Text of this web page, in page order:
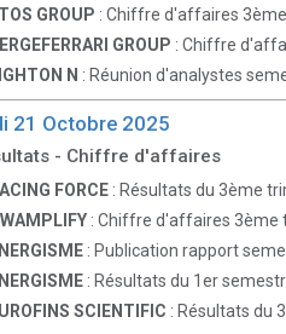
GROUP : Chiffre d'affaires
GROUP : Chiffre
N : Réunion d'analystes
21 Octobre 2025
- Chiffre d'affaires
FORCE : Résultats du 3ème
: Chiffre d'affaires 3ème
: Publication rapport
: Résultats du 1er
SCIENTIFIC : Résultats du